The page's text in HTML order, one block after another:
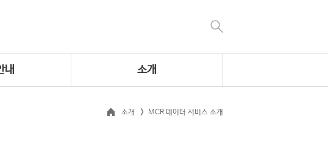
내 소개
소개 MCR 데이터 서비스 소개